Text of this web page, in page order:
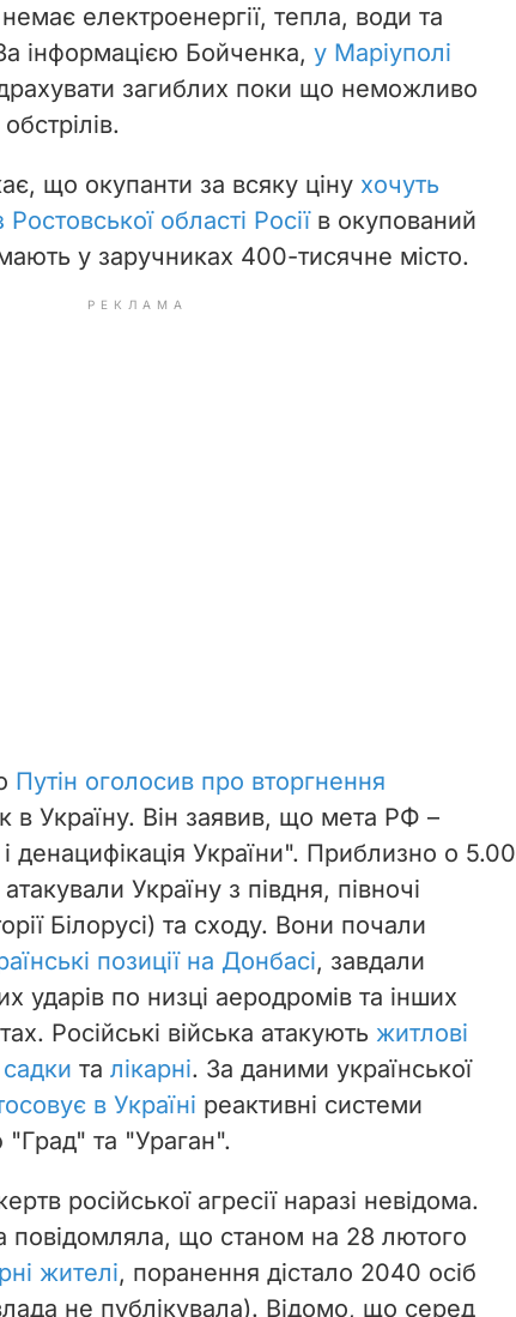
електроенергії, тепла, води та
інформацією Бойченка, у Маріуполі
загиблих поки що неможливо
що окупанти за всяку ціну хочуть
області Росіїв окупований
у заручниках 400-тисячне місто.
РЕКЛАМА
Путін оголосив про вторгнення
в Україну. Він заявив, що мета РФ –
і денацифікація України". Приблизно о 5.00
Україну з півдня, півночі
Білорусі) та сходу. Вони почали
позиції на Донбасі, завдали
ударів по низці аеродромів та інших
Російські війська атакують житлові
садки та лікарні. За даними української
в Україні реактивні системи
та "Ураган".
російської агресії наразі невідома.
повідомляла, що станом на 28 лютого
жителі, поранення дістало 2040 осіб
не публікувала). Відомо, що серед